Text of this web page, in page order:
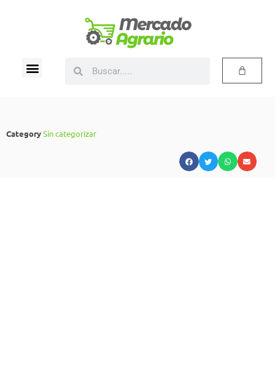
CategorySin categorizar